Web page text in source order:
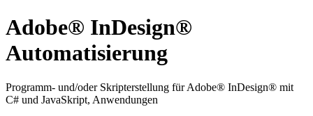
Adobe® InDesign®
Automatisierung
Programm- und/oder Skripterstellung für Adobe® InDesign® mit
C# und JavaSkript, Anwendungen